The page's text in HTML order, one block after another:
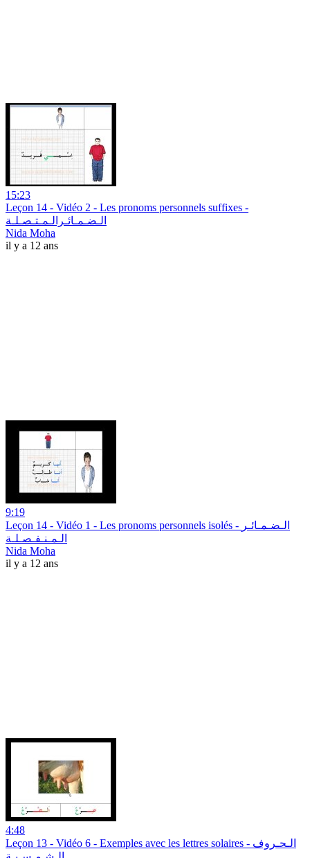
15:23
Leçon 14 - Vidéo 2 - Les pronoms personnels suffixes -
الـضـمـائـرالـمـتـصـلـة
Nida Moha
il y a 12 ans
9:19
Leçon 14 - Vidéo 1 - Les pronoms personnels isolés - الـضـمـائـر
الـمـنـفـصـلـة
Nida Moha
il y a 12 ans
4:48
Leçon 13 - Vidéo 6 - Exemples avec les lettres solaires - الـحـروف